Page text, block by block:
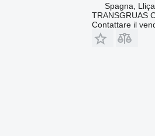
Spagna,
TRANSGRUAS
Contattare il